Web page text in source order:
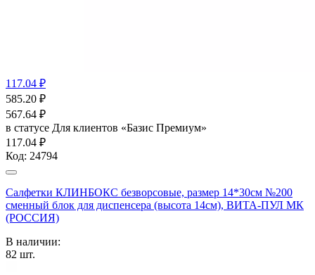
117.04 ₽
585.20 ₽
567.64 ₽
в статусе Для клиентов «Базис Премиум»
117.04 ₽
Код: 24794
Салфетки КЛИНБОКС безворсовые, размер 14*30см №200
сменный блок для диспенсера (высота 14см), ВИТА-ПУЛ МК
(РОССИЯ)
В наличии:
82 шт.